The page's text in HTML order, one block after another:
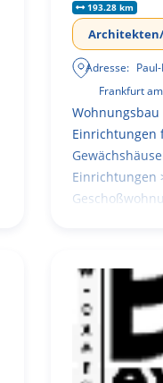
193.28 km
Adresse:
Frankfurt
Einrichtungen
Einrichtungen